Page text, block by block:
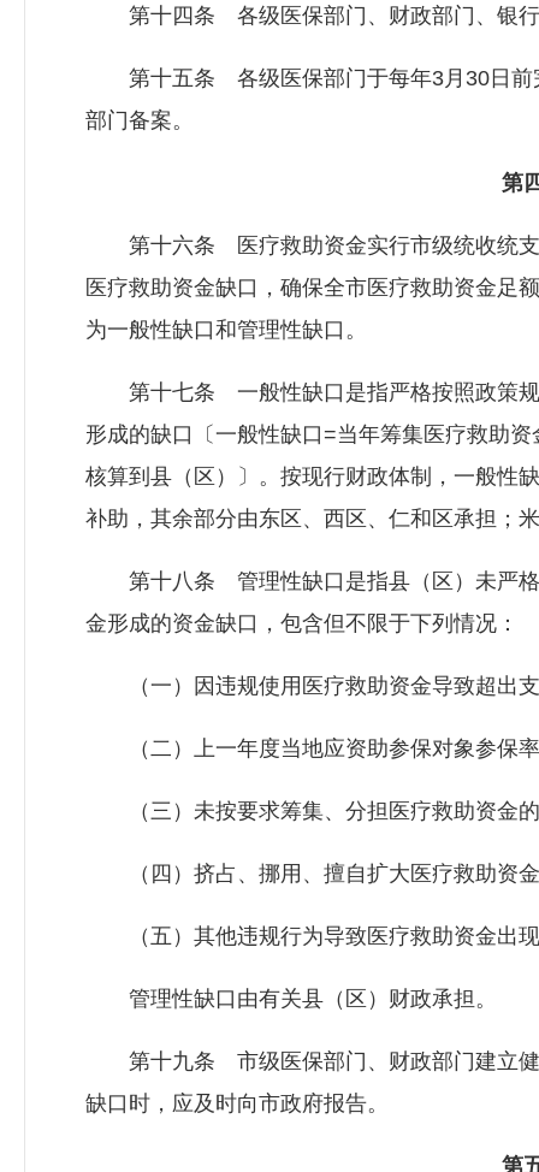
第十四条 各级医保部门、财政部门、银行
第十五条 各级医保部门于每年3月30日前
部门备案。
第
第十六条 医疗救助资金实行市级统收统支
医疗救助资金缺口，确保全市医疗救助资金足
为一般性缺口和管理性缺口。
第十七条 一般性缺口是指严格按照政策规
形成的缺口〔一般性缺口=当年筹集医疗救助
核算到县（区）〕。按现行财政体制，一般性
补助，其余部分由东区、西区、仁和区承担；
第十八条 管理性缺口是指县（区）未严格
金形成的资金缺口，包含但不限于下列情况：
（一）因违规使用医疗救助资金导致超出
（二）上一年度当地应资助参保对象参保率
（三）未按要求筹集、分担医疗救助资金
（四）挤占、挪用、擅自扩大医疗救助资
（五）其他违规行为导致医疗救助资金出
管理性缺口由有关县（区）财政承担。
第十九条 市级医保部门、财政部门建立健
缺口时，应及时向市政府报告。
第五